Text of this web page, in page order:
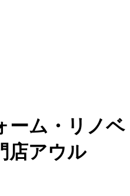
ーム・リノベ
店アウル